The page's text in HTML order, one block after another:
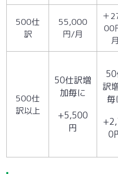
500仕
訳
55,000
円/月
＋
00
月
500仕
訳以上
50仕訳増
加毎に
+5,500
円
訳
毎
0